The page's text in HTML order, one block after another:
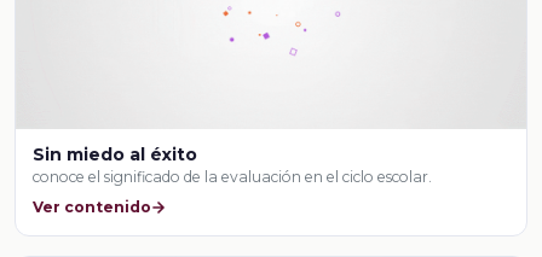
Sin miedo al éxito
conoce el significado de la evaluación en el ciclo escolar.
Ver contenido